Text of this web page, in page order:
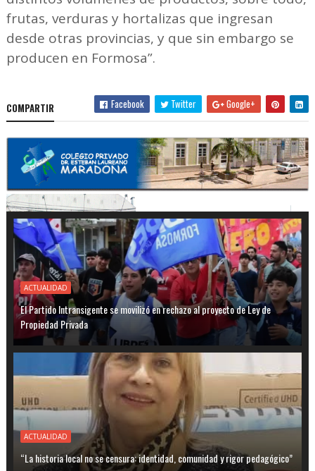
frutas, verduras y hortalizas que ingresan
desde otras provincias, y que sin embargo se
producen en Formosa”.
COMPARTIR Facebook Twitter Google+
ACTUALIDAD
El Partido Intransigente se movilizó en rechazo al proyecto de Ley de
Propiedad Privada
ACTUALIDAD
“La historia local no se censura: identidad, comunidad y rigor pedagógico”